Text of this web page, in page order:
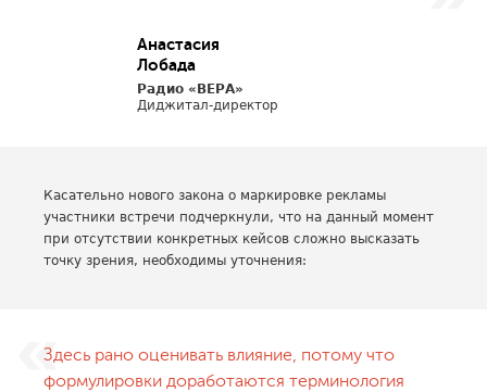
Анастасия
Лобада
Радио «ВЕРА»
Диджитал-директор
Касательно нового закона о маркировке рекламы
участники встречи подчеркнули, что на данный момент
при отсутствии конкретных кейсов сложно высказать
точку зрения, необходимы уточнения:
Здесь рано оценивать влияние, потому что
формулировки доработаются терминология